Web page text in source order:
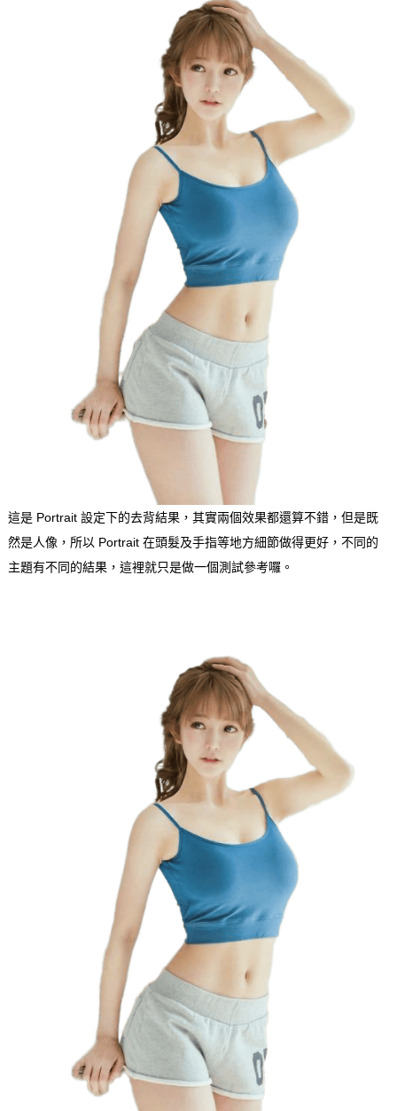
這是 Portrait 設定下的去背結果，其實兩個效果都還算不錯，但是既
然是人像，所以 Portrait 在頭髮及手指等地方細節做得更好，不同的
主題有不同的結果，這裡就只是做一個測試參考囉。